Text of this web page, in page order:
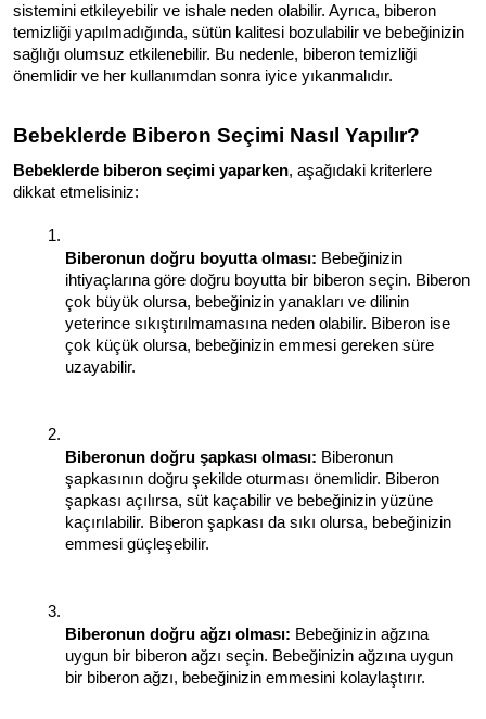
sistemini etkileyebilir ve ishale neden olabilir. Ayrıca, biberon
temizliği yapılmadığında, sütün kalitesi bozulabilir ve bebeğinizin
sağlığı olumsuz etkilenebilir. Bu nedenle, biberon temizliği
önemlidir ve her kullanımdan sonra iyice yıkanmalıdır.
Bebeklerde Biberon Seçimi Nasıl Yapılır?
Bebeklerde biberon seçimi yaparken, aşağıdaki kriterlere
dikkat etmelisiniz:
Biberonun doğru boyutta olması: Bebeğinizin
ihtiyaçlarına göre doğru boyutta bir biberon seçin. Biberon
çok büyük olursa, bebeğinizin yanakları ve dilinin
yeterince sıkıştırılmamasına neden olabilir. Biberon ise
çok küçük olursa, bebeğinizin emmesi gereken süre
uzayabilir.
Biberonun doğru şapkası olması: Biberonun
şapkasının doğru şekilde oturması önemlidir. Biberon
şapkası açılırsa, süt kaçabilir ve bebeğinizin yüzüne
kaçırılabilir. Biberon şapkası da sıkı olursa, bebeğinizin
emmesi güçleşebilir.
Biberonun doğru ağzı olması: Bebeğinizin ağzına
uygun bir biberon ağzı seçin. Bebeğinizin ağzına uygun
bir biberon ağzı, bebeğinizin emmesini kolaylaştırır.